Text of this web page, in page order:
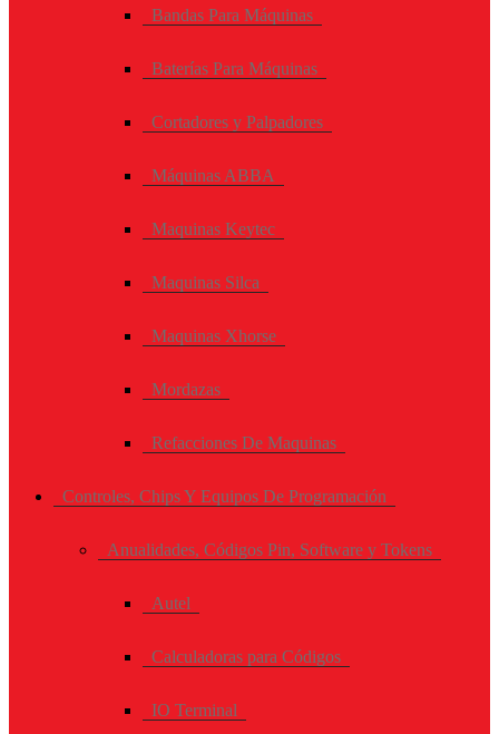
Bandas Para Máquinas
Baterías Para Máquinas
Cortadores y Palpadores
Máquinas ABBA
Maquinas Keytec
Maquinas Silca
Maquinas Xhorse
Mordazas
Refacciones De Maquinas
Controles, Chips Y Equipos De Programación
Anualidades, Códigos Pin, Software y Tokens
Autel
Calculadoras para Códigos
IO Terminal